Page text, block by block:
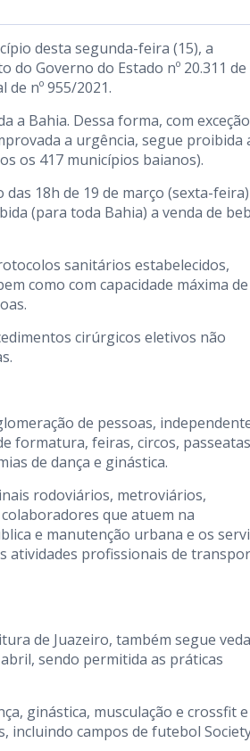
desta segunda-feira (15), a
Governo do Estado nº 20.311 de
nº 955/2021.
Bahia. Dessa forma, com
a urgência, segue proibida
os 417 municípios baianos).
18h de 19 de março (sexta-
(para toda Bahia) a venda de
sanitários estabelecidos,
como com capacidade máxima de
cirúrgicos eletivos não
de pessoas,
formatura, feiras, circos,
de dança e ginástica.
rodoviários, metroviários,
que atuem na
e manutenção urbana e os
atividades profissionais de
de Juazeiro, também segue
sendo permitida as práticas
ginástica, musculação e crossfit e
incluindo campos de futebol